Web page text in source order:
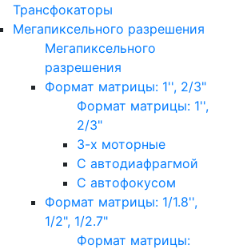
Трансфокаторы
Мегапиксельного разрешения
Мегапиксельного
разрешения
Формат матрицы: 1'', 2/3"
Формат матрицы: 1'',
2/3"
3-х моторные
С автодиафрагмой
С автофокусом
Формат матрицы: 1/1.8'',
1/2", 1/2.7"
Формат матрицы: